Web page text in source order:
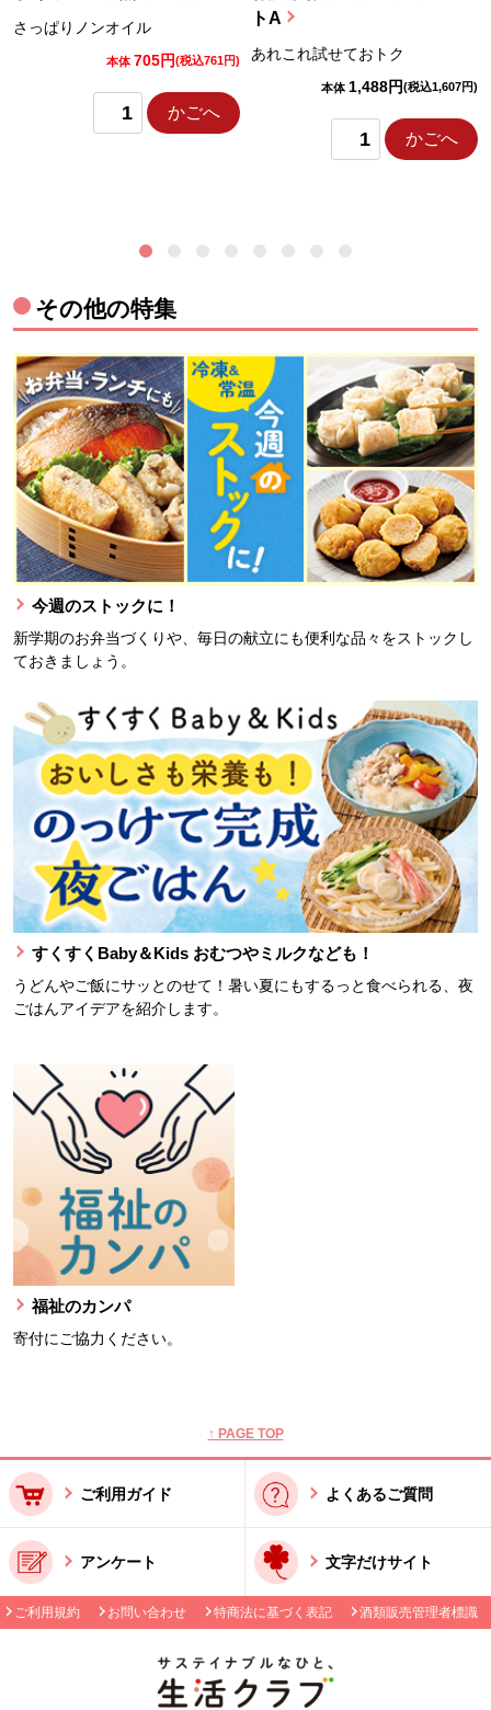
さっぱりノンオイル
本体 705円(税込761円)
かごへ
トA
あれこれ試せておトク
本体 1,488円(税込1,607円)
かごへ
その他の特集
今週のストックに！
新学期のお弁当づくりや、毎日の献立にも便利な品々をストックし
ておきましょう。
すくすくBaby＆Kids おむつやミルクなども！
うどんやご飯にサッとのせて！暑い夏にもするっと食べられる、夜
ごはんアイデアを紹介します。
福祉のカンパ
寄付にご協力ください。
↑ PAGE TOP
ご利用ガイド よくあるご質問
アンケート 文字だけサイト
ご利用規約 お問い合わせ 特商法に基づく表記 酒類販売管理者標識